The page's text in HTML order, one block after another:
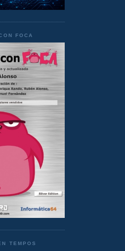
FOCA
TEMPOS